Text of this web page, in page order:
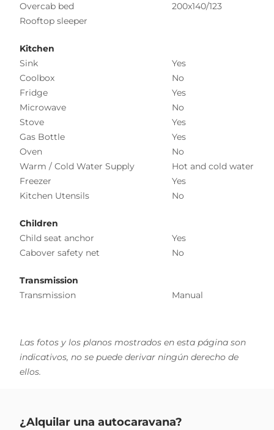
Overcab bed
200x140/123
Rooftop sleeper
Kitchen
Sink
Yes
Coolbox
No
Fridge
Yes
Microwave
No
Stove
Yes
Gas Bottle
Yes
Oven
No
Warm / Cold Water Supply
Hot and cold water
Freezer
Yes
Kitchen Utensils
No
Children
Child seat anchor
Yes
Cabover safety net
No
Transmission
Transmission
Manual
Las fotos y los planos mostrados en esta página son
indicativos, no se puede derivar ningún derecho de
ellos.
¿Alquilar una autocaravana?